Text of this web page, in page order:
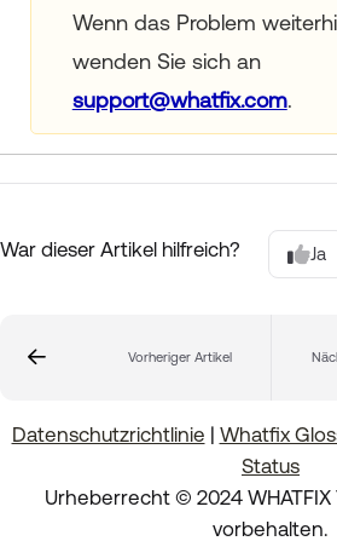
Wenn das Problem
wenden Sie sich an
support@whatfix.com.
War dieser Artikel hilfreich? Ja
Vorheriger Artikel
Datenschutzrichtlinie | Whatfix
Status
Urheberrecht © 2024 WHATFIX
vorbehalten.